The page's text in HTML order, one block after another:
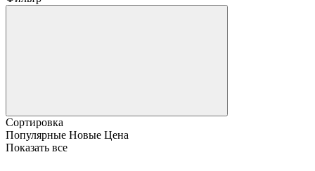
Сортировка
Популярные Новые Цена
Показать все